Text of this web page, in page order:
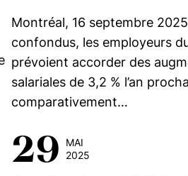
Montréal, 16 septembre
confondus, les employeurs
prévoient accorder des
salariales de 3,2 % l’an
comparativement…
29
MAI
2025